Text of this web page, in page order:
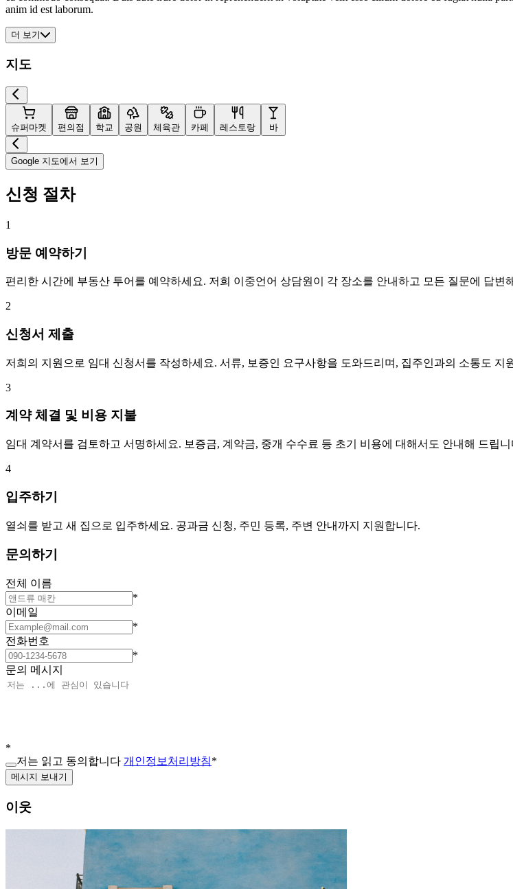
anim id est laborum.
더 보기
지도
슈퍼마켓 편의점 학교 공원 체육관 카페 레스토랑 바
Google 지도에서 보기
신청 절차
1
방문 예약하기
편리한 시간에 부동산 투어를 예약하세요. 저희 이중언어 상담원이 각 장소를 안내하고 모든 질문에 답변
2
신청서 제출
저희의 지원으로 임대 신청서를 작성하세요. 서류, 보증인 요구사항을 도와드리며, 집주인과의 소통도 지
3
계약 체결 및 비용 지불
임대 계약서를 검토하고 서명하세요. 보증금, 계약금, 중개 수수료 등 초기 비용에 대해서도 안내해 드립니
4
입주하기
열쇠를 받고 새 집으로 입주하세요. 공과금 신청, 주민 등록, 주변 안내까지 지원합니다.
문의하기
전체 이름
*
이메일
*
전화번호
*
문의 메시지
*
저는 읽고 동의합니다 개인정보처리방침*
메시지 보내기
이웃